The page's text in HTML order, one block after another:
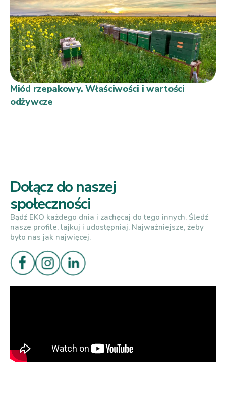
Miód rzepakowy. Właściwości i wartości
odżywcze
Dołącz do naszej
społeczności
Bądź EKO każdego dnia i zachęcaj do tego innych. Śledź
nasze profile, lajkuj i udostępniaj. Najważniejsze, żeby
było nas jak najwięcej.